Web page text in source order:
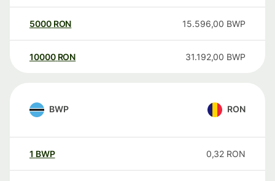
5000 RON 15.596,00 BWP
10000 RON 31.192,00 BWP
BWP RON
1 BWP 0,32 RON